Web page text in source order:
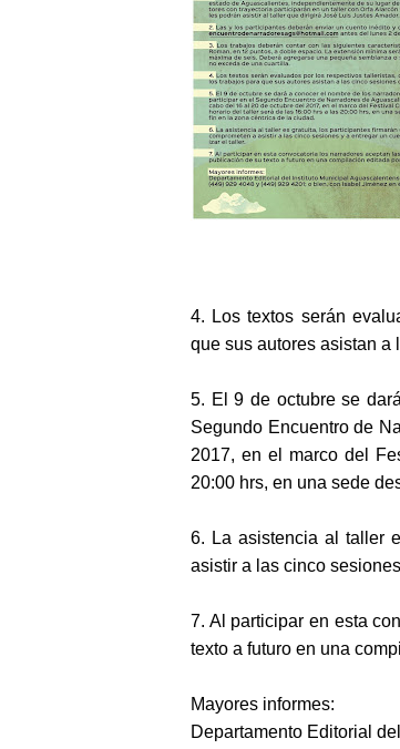
4. Los textos serán
que sus autores asistan a
5. El 9 de octubre se
Segundo Encuentro de
2017, en el marco del
20:00 hrs, en una sede
6. La asistencia al taller
asistir a las cinco
7. Al participar en esta
texto a futuro en una
Mayores informes:
Departamento Editorial